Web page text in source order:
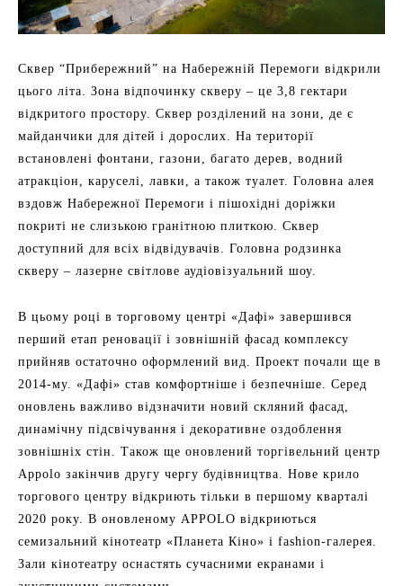
Сквер “Прибережний” на Набережній Перемоги відкрили
цього літа. Зона відпочинку скверу – це 3,8 гектари
відкритого простору. Сквер розділений на зони, де є
майданчики для дітей і дорослих. На території
встановлені фонтани, газони, багато дерев, водний
атракціон, каруселі, лавки, а також туалет. Головна алея
вздовж Набережної Перемоги і пішохідні доріжки
покриті не слизькою гранітною плиткою. Сквер
доступний для всіх відвідувачів. Головна родзинка
скверу – лазерне світлове аудіовізуальний шоу.
В цьому році в торговому центрі «Дафі» завершився
перший етап реновації і зовнішній фасад комплексу
прийняв остаточно оформлений вид. Проект почали ще в
2014-му. «Дафі» став комфортніше і безпечніше. Серед
оновлень важливо відзначити новий скляний фасад,
динамічну підсвічування і декоративне оздоблення
зовнішніх стін. Також ще оновлений торгівельний центр
Appolo закінчив другу чергу будівництва. Нове крило
торгового центру відкриють тільки в першому кварталі
2020 року. В оновленому APPOLO відкриються
семизальний кінотеатр «Планета Кіно» і fashion-галерея.
Зали кінотеатру оснастять сучасними екранами і